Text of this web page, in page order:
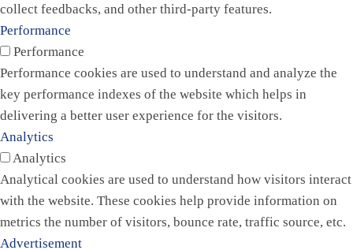
collect feedbacks, and other third-party features.
Performance
Performance
Performance cookies are used to understand and analyze the
key performance indexes of the website which helps in
delivering a better user experience for the visitors.
Analytics
Analytics
Analytical cookies are used to understand how visitors interact
with the website. These cookies help provide information on
metrics the number of visitors, bounce rate, traffic source, etc.
Advertisement